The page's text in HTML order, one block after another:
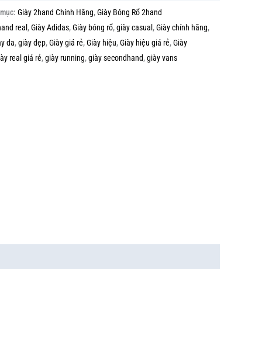
Giày 2hand Chính Hãng,Giày Bóng Rổ 2hand
real,Giày Adidas,Giày bóng rổ,giày casual,Giày chính hãng,
da,giày đẹp,Giày giá rẻ,Giày hiệu,Giày hiệu giá rẻ,Giày
real giá rẻ,giày running,giày secondhand,giày vans